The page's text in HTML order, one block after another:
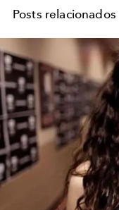
Posts relacionados